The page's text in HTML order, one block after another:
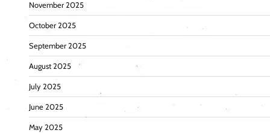
November 2025
October 2025
September 2025
August 2025
July 2025
June 2025
May 2025